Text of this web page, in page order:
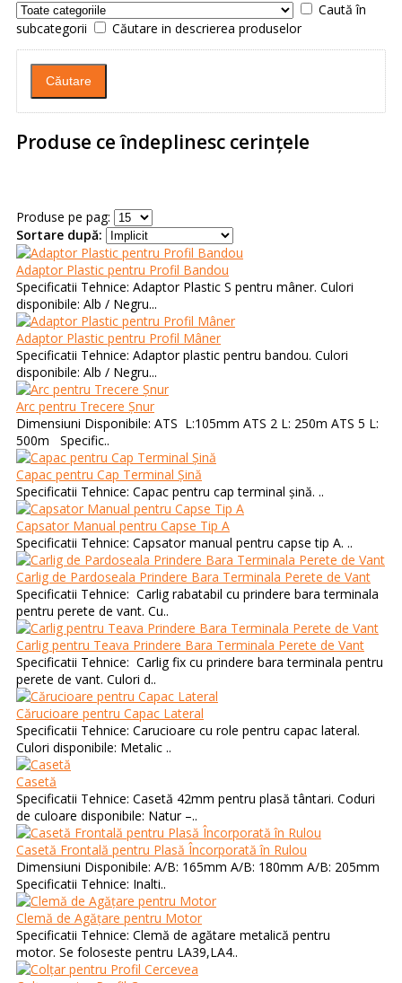
Caută în
subcategorii
Căutare in descrierea produselor
Produse ce îndeplinesc cerinţele
Produse pe pag:
Sortare după:
Adaptor Plastic pentru Profil Bandou
Specificatii Tehnice: Adaptor Plastic S pentru mâner. Culori
disponibile: Alb / Negru...
Adaptor Plastic pentru Profil Mâner
Specificatii Tehnice: Adaptor plastic pentru bandou. Culori
disponibile: Alb / Negru...
Arc pentru Trecere Șnur
Dimensiuni Disponibile: ATS L:105mm ATS 2 L: 250m ATS 5 L:
500m Specific..
Capac pentru Cap Terminal Șină
Specificatii Tehnice: Capac pentru cap terminal șină. ..
Capsator Manual pentru Capse Tip A
Specificatii Tehnice: Capsator manual pentru capse tip A. ..
Carlig de Pardoseala Prindere Bara Terminala Perete de Vant
Specificatii Tehnice: Carlig rabatabil cu prindere bara terminala
pentru perete de vant. Cu..
Carlig pentru Teava Prindere Bara Terminala Perete de Vant
Specificatii Tehnice: Carlig fix cu prindere bara terminala pentru
perete de vant. Culori d..
Cărucioare pentru Capac Lateral
Specificatii Tehnice: Carucioare cu role pentru capac lateral.
Culori disponibile: Metalic ..
Casetă
Specificatii Tehnice: Casetă 42mm pentru plasă tântari. Coduri
de culoare disponibile: Natur –..
Casetă Frontală pentru Plasă Încorporată în Rulou
Dimensiuni Disponibile: A/B: 165mm A/B: 180mm A/B: 205mm
Specificatii Tehnice: Inalti..
Clemă de Agățare pentru Motor
Specificatii Tehnice: Clemă de agătare metalică pentru
motor. Se foloseste pentru LA39,LA4..